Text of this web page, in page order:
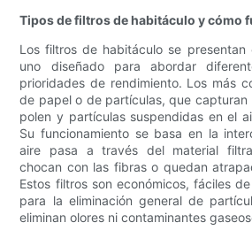
Tipos de filtros de habitáculo y cómo
Los filtros de habitáculo se
uno diseñado para abordar
prioridades de rendimiento. Los más
de papel o de partículas, que capturan
polen y partículas suspendidas en el
Su funcionamiento se basa en la
aire pasa a través del material
chocan con las fibras o quedan
Estos filtros son económicos, fáciles
para la eliminación general de
eliminan olores ni contaminantes